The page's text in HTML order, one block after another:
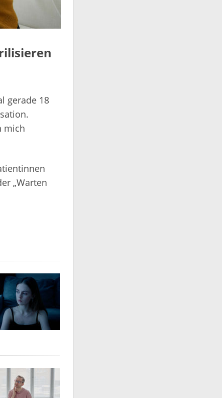
gerade 18
mich
„Warten